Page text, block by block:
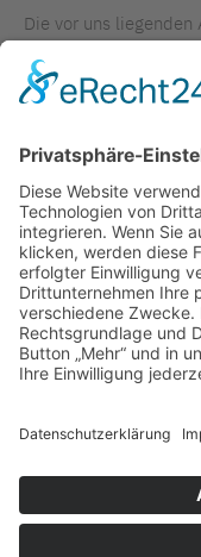
Die vor uns
Umso wichtiger sind
Besinnung. Wir
und einen Start voller
Ihr Marc Schreiner
TAGS IN DIESEM
EDITORIAL CORONA
Impressum